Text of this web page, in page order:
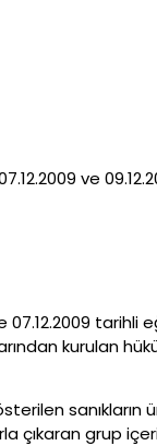
ve
tarihli
kurulan
sanıkların
çıkaran grup